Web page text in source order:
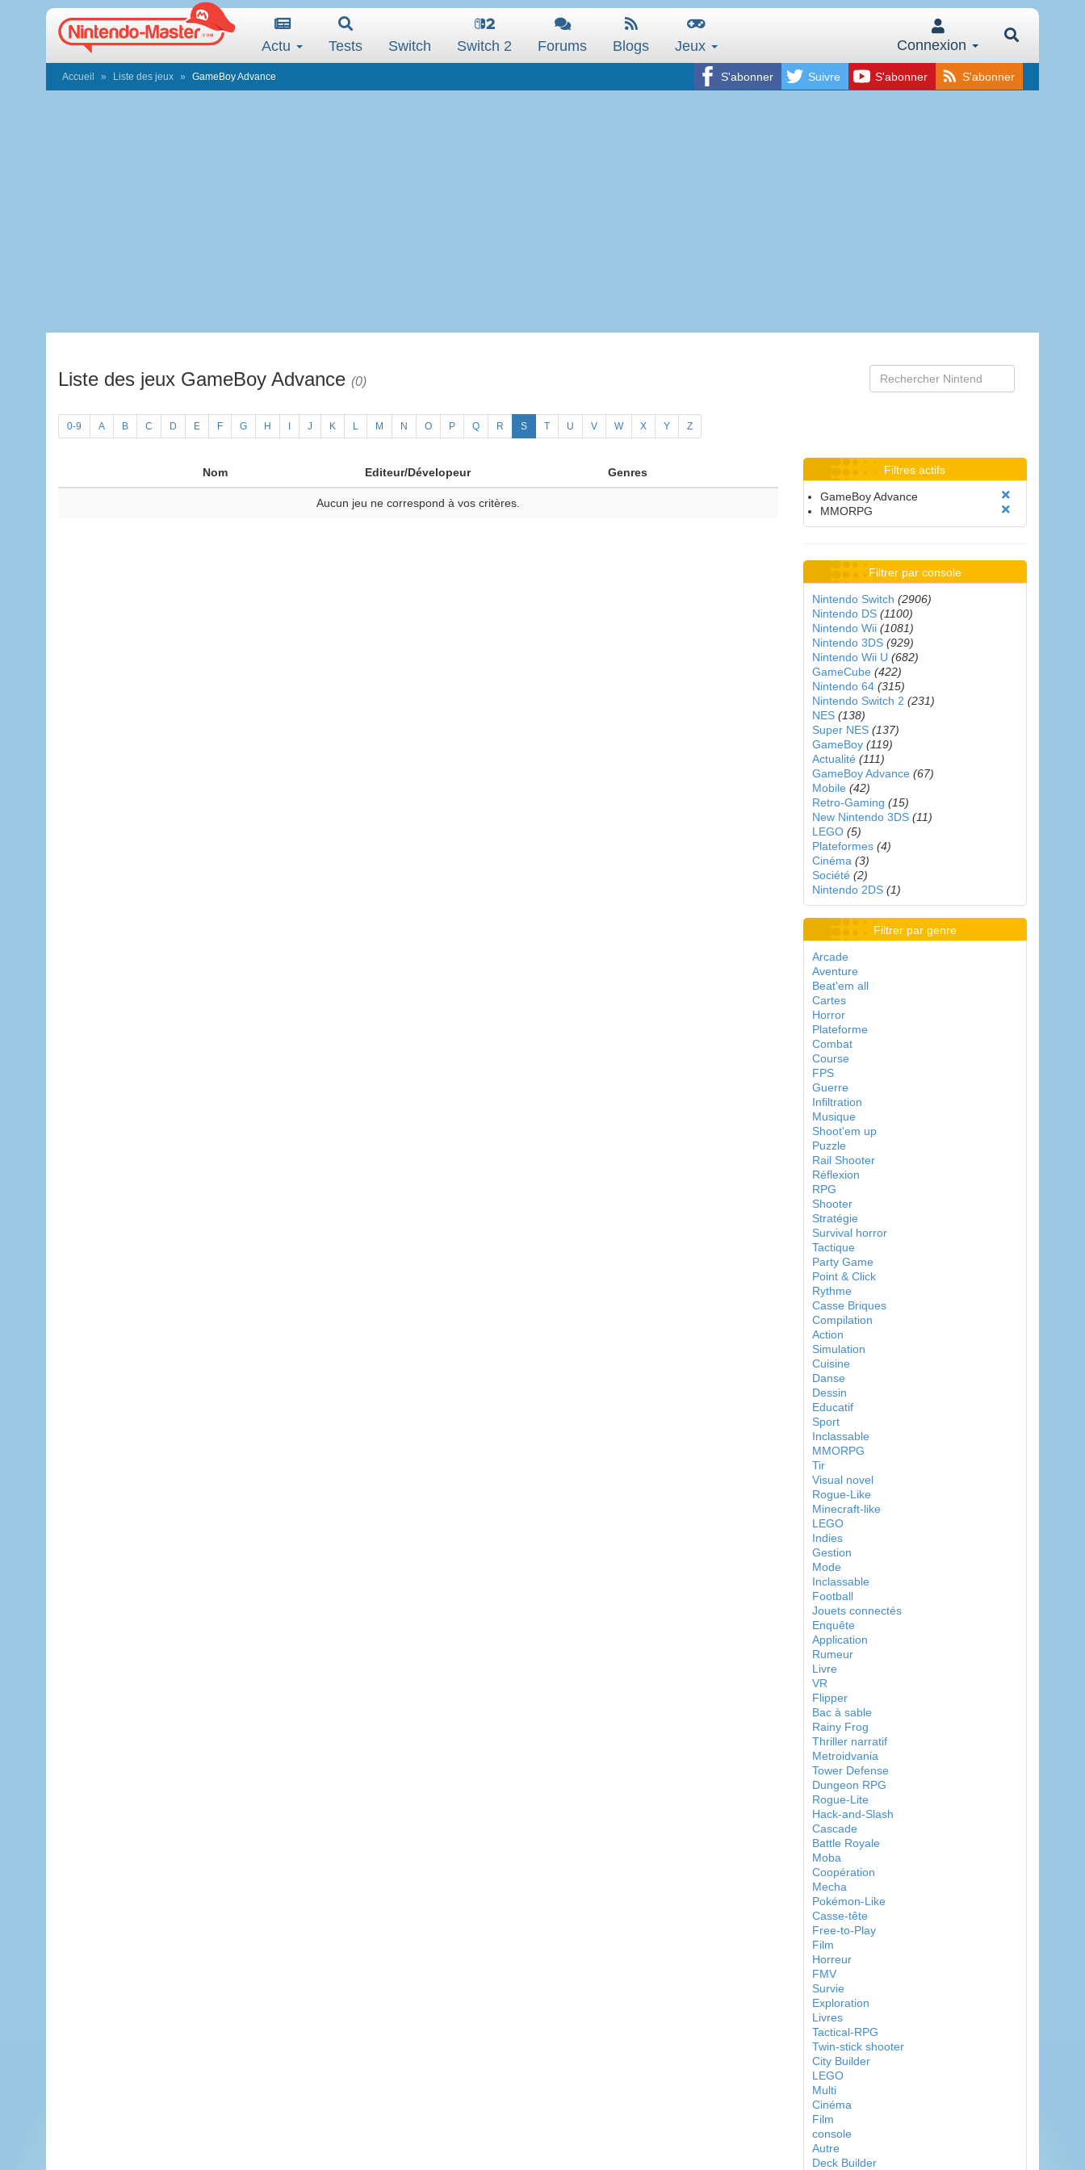
Actu Tests Switch Switch 2 Forums Blogs Jeux Connexion
S'abonner Suivre S'abonner S'abonner
Accueil Liste des jeux GameBoy Advance
Liste des jeux GameBoy Advance (0)
0-9 A B C D E F G H J K L M N O P Q R S T U V W X Y Z
Nom Editeur/Dévelopeur Genres
Aucun jeu ne correspond à vos critères.
Filtres actifs
GameBoy Advance
MMORPG
Filtrer par console
Nintendo Switch (2906)
Nintendo DS (1100)
Nintendo Wii (1081)
Nintendo 3DS (929)
Nintendo Wii U (682)
GameCube (422)
Nintendo 64 (315)
Nintendo Switch 2 (231)
NES (138)
Super NES (137)
GameBoy (119)
Actualité (111)
GameBoy Advance (67)
Mobile (42)
Retro-Gaming (15)
New Nintendo 3DS (11)
LEGO (5)
Plateformes (4)
Cinéma (3)
Société (2)
Nintendo 2DS (1)
Filtrer par genre
Arcade
Aventure
Beat'em all
Cartes
Horror
Plateforme
Combat
Course
FPS
Guerre
Infiltration
Musique
Shoot'em up
Puzzle
Rail Shooter
Réflexion
RPG
Shooter
Stratégie
Survival horror
Tactique
Party Game
Point & Click
Rythme
Casse Briques
Compilation
Action
Simulation
Cuisine
Danse
Dessin
Educatif
Sport
Inclassable
MMORPG
Tir
Visual novel
Rogue-Like
Minecraft-like
LEGO
Indies
Gestion
Mode
Inclassable
Football
Jouets connectés
Enquête
Application
Rumeur
Livre
VR
Flipper
Bac à sable
Rainy Frog
Thriller narratif
Metroidvania
Tower Defense
Dungeon RPG
Rogue-Lite
Hack-and-Slash
Cascade
Battle Royale
Moba
Coopération
Mecha
Pokémon-Like
Casse-tête
Free-to-Play
Film
Horreur
FMV
Survie
Exploration
Livres
Tactical-RPG
Twin-stick shooter
City Builder
LEGO
Multi
Cinéma
Film
console
Autre
Deck Builder